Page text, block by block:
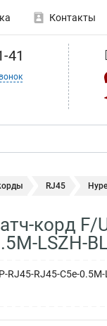
Контакты
41
RJ45
корд F/
LSZH-
RJ45-RJ45-C5e-